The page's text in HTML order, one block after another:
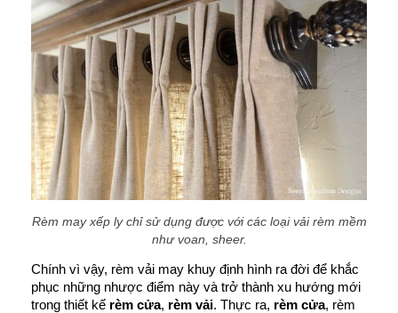
Rèm may xếp ly chỉ sử dụng được với các loại vải rèm mềm
như voan, sheer.
Chính vì vậy, rèm vải may khuy định hình ra đời để khắc
phục những nhược điểm này và trở thành xu hướng mới
trong thiết kế rèm cửa, rèm vải. Thực ra, rèm cửa, rèm